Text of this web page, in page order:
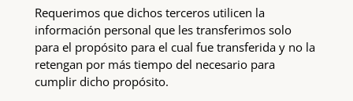
Requerimos que dichos terceros utilicen la
información personal que les transferimos solo
para el propósito para el cual fue transferida y no la
retengan por más tiempo del necesario para
cumplir dicho propósito.